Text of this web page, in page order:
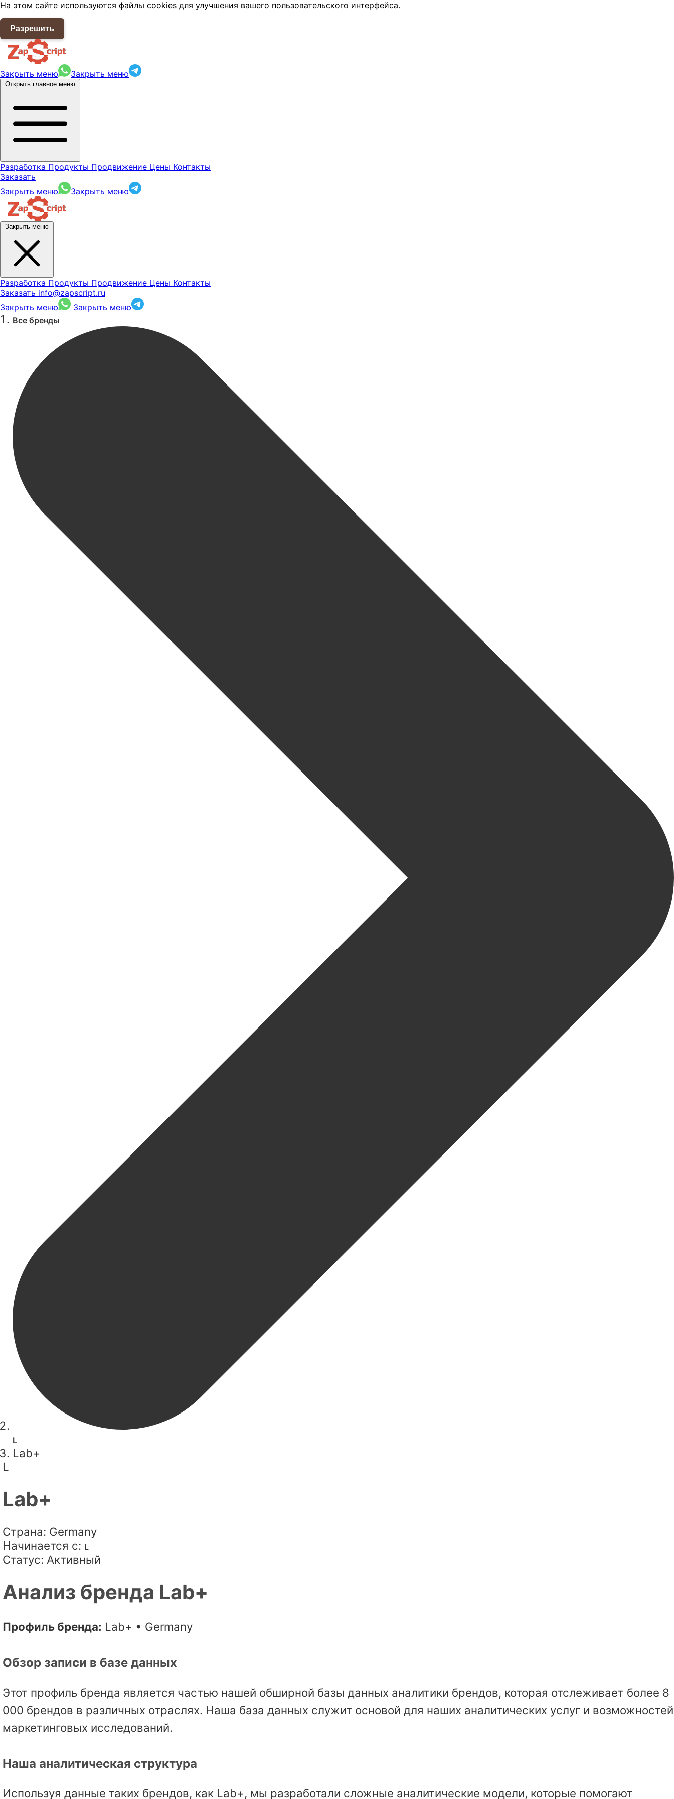
На этом сайте используются файлы cookies для улучшения вашего пользовательского интерфейса.
Разрешить
Закрыть меню Закрыть меню
Открыть главное меню
Разработка Продукты Продвижение Цены Контакты
Заказать
Закрыть меню
Закрыть меню
Закрыть меню
Разработка Продукты Продвижение Цены Контакты
Заказать info@zapscript.ru
Закрыть меню
Закрыть меню
Все бренды
L
Lab+
L
Lab+
Страна: Germany
Начинается с: L
Статус: Активный
Анализ бренда Lab+
Профиль бренда: Lab+ • Germany
Обзор записи в базе данных
Этот профиль бренда является частью нашей обширной базы данных аналитики брендов, которая отслеживает более 8
000 брендов в различных отраслях. Наша база данных служит основой для наших аналитических услуг и возможностей
маркетинговых исследований.
Наша аналитическая структура
Используя данные таких брендов, как Lab+, мы разработали сложные аналитические модели, которые помогают